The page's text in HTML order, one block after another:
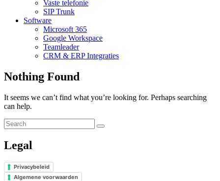
Vaste telefonie
SIP Trunk
Software
Microsoft 365
Google Workspace
Teamleader
CRM & ERP Integraties
Nothing Found
It seems we can’t find what you’re looking for. Perhaps searching
can help.
Legal
Privacybeleid
Algemene voorwaarden